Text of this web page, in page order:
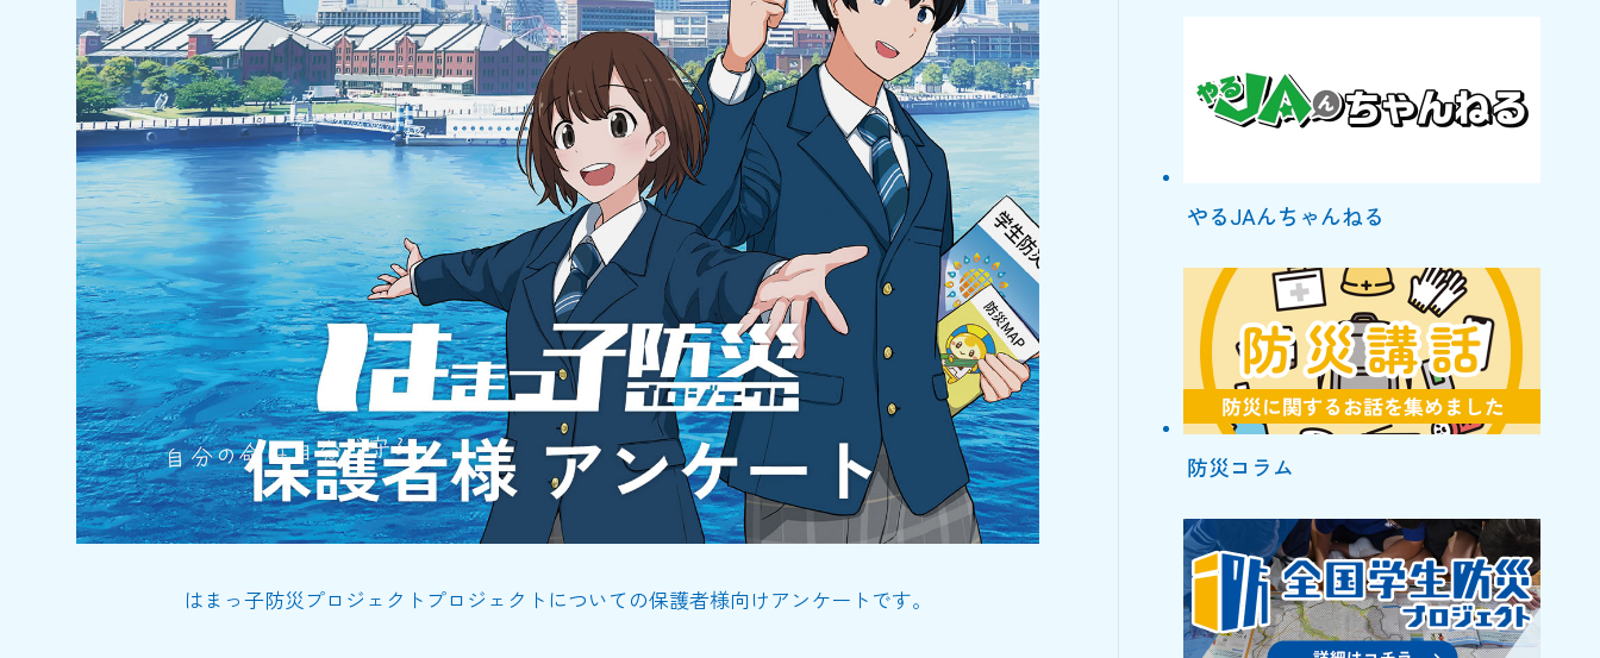
はまっ子防災プロジェクトプロジェクトについての保護者様向けアンケートです。
やるJAんちゃんねる
防災コラム